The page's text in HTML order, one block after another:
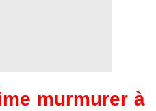
murmurer à